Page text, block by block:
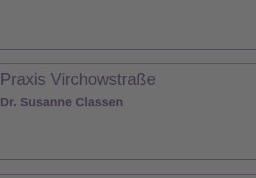
Praxis Virchowstraße
Dr. Susanne Classen